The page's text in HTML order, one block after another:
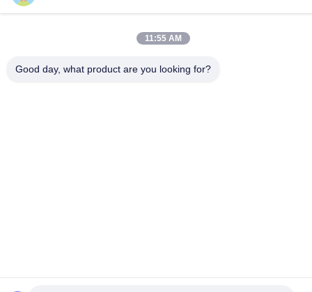
ABS संलग्नक बॉक्स
संलग्नक बॉक्स
11:55 AM
Good day, what product are you looking for?